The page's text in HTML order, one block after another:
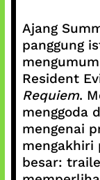
Ajang
panggung
Resident
Requiem.
menggoda
mengenai
mengakhiri
besar: